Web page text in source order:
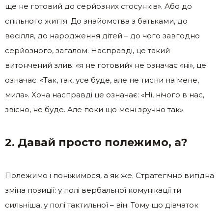
ще не готовий до серйозних стосунків». Або до
спільного життя. До знайомства з батьками, до
весілля, до народження дітей – до чого завгодно
серйозного, загалом. Насправді, це такий
витончений злив: «я не готовий» не означає «ні», це
означає: «Так, так, усе буде, але не тисни на мене,
мила». Хоча насправді це означає: «Ні, нічого в нас,
звісно, не буде. Але поки що мені зручно так».
2. Давай просто полежимо, а?
Полежимо і поніжимося, а як же. Стратегічно вигідна
зміна позиції: у полі вербальної комунікації ти
сильніша, у полі тактильної – він. Тому що дівчаток